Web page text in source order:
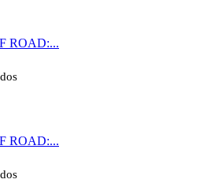
ROAD:...
ROAD:...